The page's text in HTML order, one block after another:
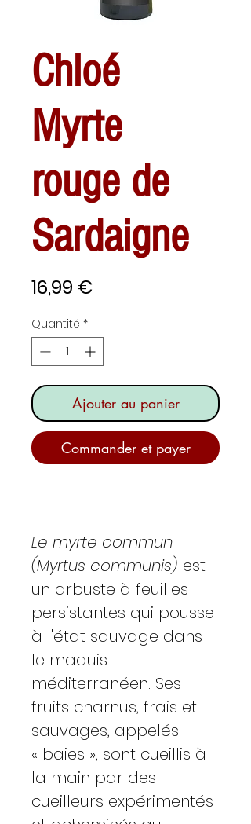
Chloé
Myrte
rouge de
Sardaigne
16,99 €
Quantité *
Ajouter au panier
Commander et payer
Le myrte commun
(Myrtus communis) est
un arbuste à feuilles
persistantes qui pousse
à l'état sauvage dans
le maquis
méditerranéen. Ses
fruits charnus, frais et
sauvages, appelés
« baies », sont cueillis à
la main par des
cueilleurs expérimentés